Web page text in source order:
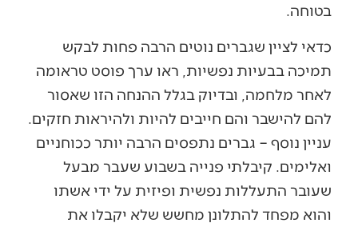
בטוחה.
כדאי לציין שגברים נוטים הרבה פחות לבקש
תמיכה בבעיות נפשיות, ראו ערך פוסט טראומה
לאחר מלחמה, ובדיוק בגלל ההנחה הזו שאסור
להם להישבר והם חייבים להיות ולהיראות חזקים.
עניין נוסף – גברים נתפסים הרבה יותר ככוחניים
ואלימים. קיבלתי פנייה בשבוע שעבר מבעל
שעובר התעללות נפשית ופיזית על ידי אשתו
והוא מפחד להתלונן מחשש שלא יקבלו את